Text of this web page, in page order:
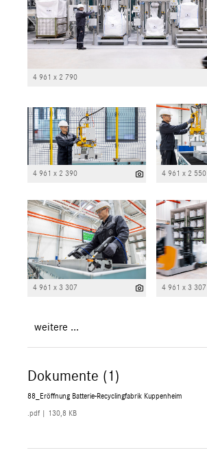
4 961 x 2 790
4 961 x 2 390 4 961 x 2 550
4 961 x 3 307 4 961 x 3 307
weitere ...
Dokumente (1)
88_Eröffnung Batterie-Recyclingfabrik Kuppenheim
.pdf 130,8 KB